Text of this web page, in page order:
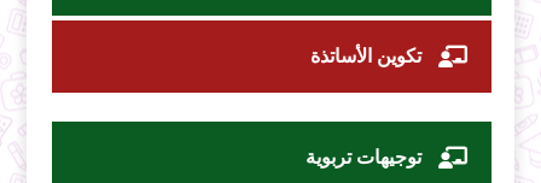
تكوين الأساتذة
توجيهات تربوية